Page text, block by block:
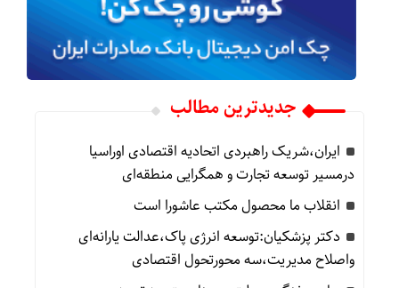
جدیدترین مطالب
ایران،شریک راهبردی اتحادیه اقتصادی اوراسیا
درمسیر توسعه تجارت و همگرایی منطقه‌ای
انقلاب ما محصول مکتب عاشورا است
دکتر پزشکیان:توسعه انرژی پاک،عدالت یارانه‌ای
واصلاح مدیریت،سه محورتحول اقتصادی